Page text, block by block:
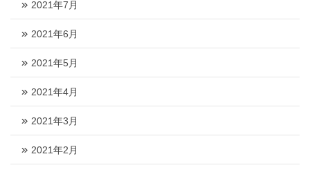
2021年7月
2021年6月
2021年5月
2021年4月
2021年3月
2021年2月